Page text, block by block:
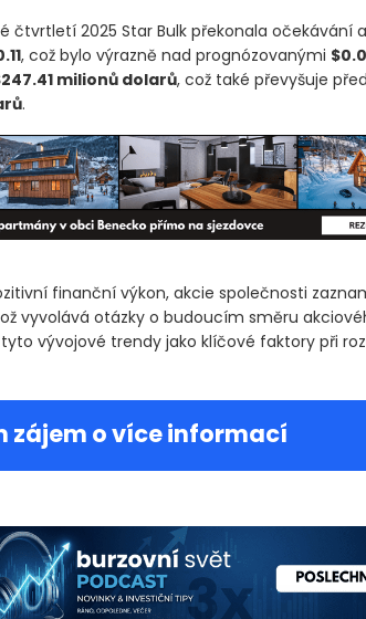
čtvrtletí 2025 Star Bulk překonala očekávání
, což bylo výrazně nad prognózovanými
milionů dolarů, což také převyšuje
.
finanční výkon, akcie společnosti
vyvolává otázky o budoucím směru
vývojové trendy jako klíčové faktory při
zájem o více informací
společnost zaměřená na dopravu
společnost zaměřená na dopravu